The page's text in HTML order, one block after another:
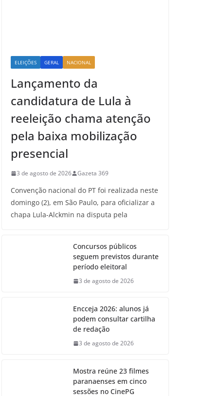
ELEIÇÕES GERAL NACIONAL
Lançamento da
candidatura de Lula à
reeleição chama atenção
pela baixa mobilização
presencial
3 de agosto de 2026 Gazeta 369
Convenção nacional do PT foi realizada neste
domingo (2), em São Paulo, para oficializar a
chapa Lula-Alckmin na disputa pela
Concursos públicos
seguem previstos durante
período eleitoral
3 de agosto de 2026
Encceja 2026: alunos já
podem consultar cartilha
de redação
3 de agosto de 2026
Mostra reúne 23 filmes
paranaenses em cinco
sessões no CinePG